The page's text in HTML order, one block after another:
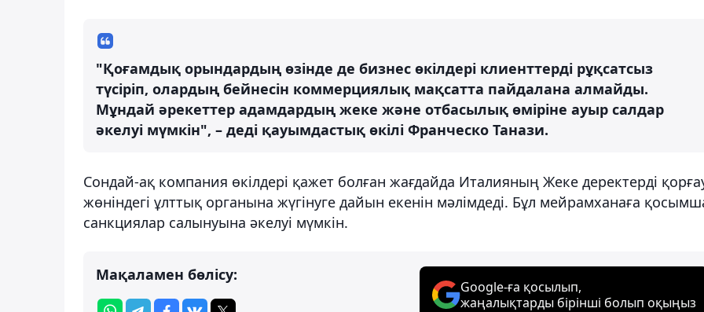
"Қоғамдық орындардың өзінде де бизнес өкілдері клиенттерді рұқсатсыз
түсіріп, олардың бейнесін коммерциялық мақсатта пайдалана алмайды.
Мұндай әрекеттер адамдардың жеке және отбасылық өміріне ауыр салдар
әкелуі мүмкін", – деді қауымдастық өкілі Франческо Танази.
Сондай-ақ компания өкілдері қажет болған жағдайда Италияның Жеке деректерді
жөніндегі ұлттық органына жүгінуге дайын екенін мәлімдеді. Бұл мейрамханаға
санкциялар салынуына әкелуі мүмкін.
Мақаламен бөлісу:
Google-ға қосылып,
жаңалықтарды бірінші болып оқыңыз